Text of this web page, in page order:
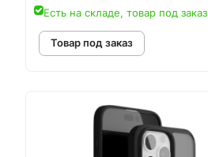
Есть на складе, товар под заказ